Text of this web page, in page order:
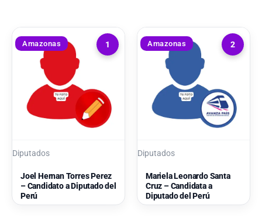
1
Amazonas
Diputados
Joel Hernan Torres Perez
– Candidato a Diputado del
Perú
2
Amazonas
Diputados
Mariela Leonardo Santa
Cruz – Candidata a
Diputado del Perú